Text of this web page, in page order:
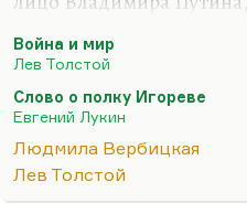
время возглавляла
что-нибудь подобное, об
говорить. Но сейчас она
преподавания, от
тенденций в этом
Война и мир
Лев Толстой
Слово о полку Игореве
Евгений Лукин
Людмила Вербицкая
Лев Толстой